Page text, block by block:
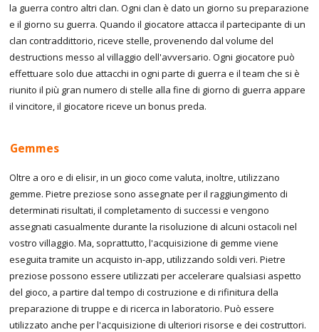
la guerra contro altri clan. Ogni clan è dato un giorno su preparazione
e il giorno su guerra. Quando il giocatore attacca il partecipante di un
clan contraddittorio, riceve stelle, provenendo dal volume del
destructions messo al villaggio dell'avversario. Ogni giocatore può
effettuare solo due attacchi in ogni parte di guerra e il team che si è
riunito il più gran numero di stelle alla fine di giorno di guerra appare
il vincitore, il giocatore riceve un bonus preda.
Gemmes
Oltre a oro e di elisir, in un gioco come valuta, inoltre, utilizzano
gemme. Pietre preziose sono assegnate per il raggiungimento di
determinati risultati, il completamento di successi e vengono
assegnati casualmente durante la risoluzione di alcuni ostacoli nel
vostro villaggio. Ma, soprattutto, l'acquisizione di gemme viene
eseguita tramite un acquisto in-app, utilizzando soldi veri. Pietre
preziose possono essere utilizzati per accelerare qualsiasi aspetto
del gioco, a partire dal tempo di costruzione e di rifinitura della
preparazione di truppe e di ricerca in laboratorio. Può essere
utilizzato anche per l'acquisizione di ulteriori risorse e dei costruttori.